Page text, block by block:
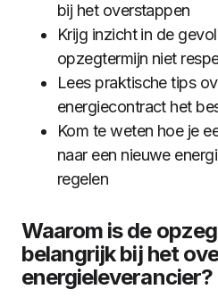
bij het overstappen
Krijg inzicht in de
opzegtermijn niet
Lees praktische tips
energiecontract het
Kom te weten hoe je
naar een nieuwe
regelen
Waarom is de
belangrijk bij het
energieleverancier?